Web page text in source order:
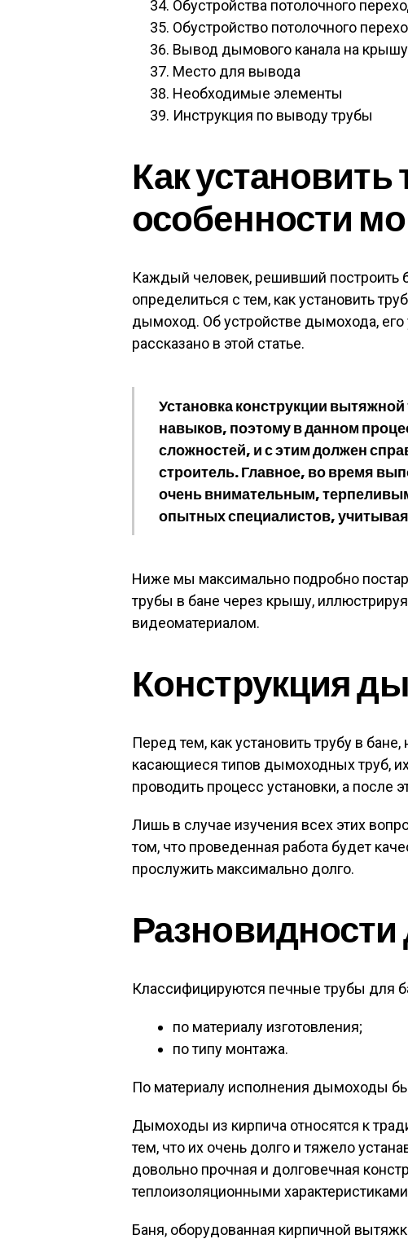
Обустройства потолочного
Обустройство потолочного
Вывод дымового канала на крышу
Место для вывода
Необходимые элементы
Инструкция по выводу трубы
Как установить
особенности
Каждый человек, решивший построить
определиться с тем, как установить
дымоход. Об устройстве дымохода, его
рассказано в этой статье.
Установка конструкции
навыков, поэтому в данном
сложностей, и с этим должен
строитель. Главное, во время
очень внимательным,
опытных специалистов,
Ниже мы максимально подробно
трубы в бане через крышу,
видеоматериалом.
Конструкция
Перед тем, как установить трубу в
касающиеся типов дымоходных труб, их
проводить процесс установки, а после
Лишь в случае изучения всех этих
том, что проведенная работа будет
прослужить максимально долго.
Классифицируются печные трубы для
по материалу изготовления;
по типу монтажа.
По материалу исполнения дымоходы
Дымоходы из кирпича относятся к
тем, что их очень долго и тяжело
довольно прочная и долговечная
теплоизоляционными
Баня, оборудованная кирпичной